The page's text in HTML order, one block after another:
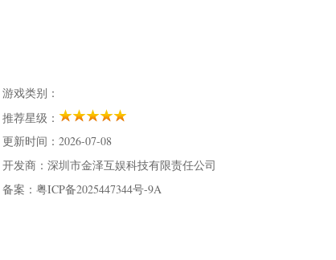
游戏类别：
推荐星级：
更新时间：2026-07-08
开发商：深圳市金泽互娱科技有限责任公司
备案：粤ICP备2025447344号-9A